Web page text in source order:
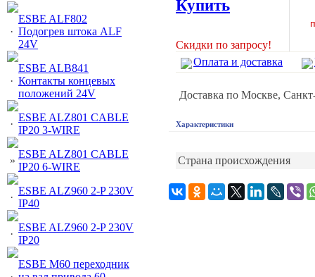
·
ESBE ALF802
Подогрев штока ALF
24V
·
ESBE ALB841
Контакты концевых
положений 24V
·
ESBE ALZ801 CABLE
IP20 3-WIRE
»
ESBE ALZ801 CABLE
IP20 6-WIRE
·
ESBE ALZ960 2-P 230V
IP40
·
ESBE ALZ960 2-P 230V
IP20
ESBE M60 переходник
Купить
Скидки по запросу!
Оплата и доставка
Доставка по Москве,
Характеристики
Страна происхождения